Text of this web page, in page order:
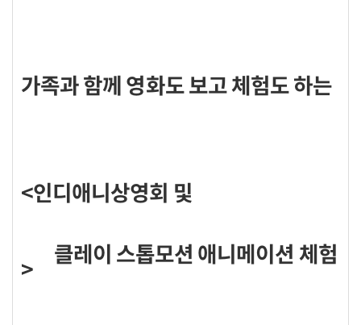
가족과 함께 영화도 보고 체험도 하는
<인디애니상영회 및
클레이 스톱모션 애니메이션 체험
>